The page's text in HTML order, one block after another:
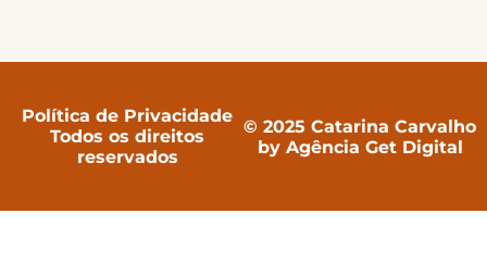
Política de Privacidade
Todos os direitos
reservados
© 2025 Catarina Carvalho
by Agência Get Digital